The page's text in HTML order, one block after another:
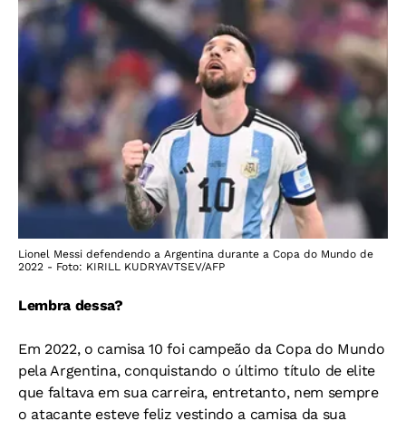
Lionel Messi defendendo a Argentina durante a Copa do Mundo de
2022 - Foto: KIRILL KUDRYAVTSEV/AFP
Lembra dessa?
Em 2022, o camisa 10 foi campeão da Copa do Mundo
pela Argentina, conquistando o último título de elite
que faltava em sua carreira, entretanto, nem sempre
o atacante esteve feliz vestindo a camisa da sua